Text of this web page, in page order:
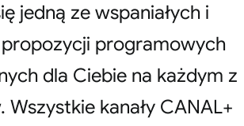
jedną ze wspaniałych i
programowych
dla Ciebie na każdym z
kanały CANAL+